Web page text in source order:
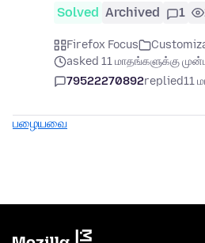
Solved Archived 1
Firefox Focus
asked 11 மாதங்களுக்கு
79522270892replied11
பழையவை